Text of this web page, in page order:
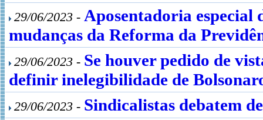
29/06/2023 - Aposentadoria especial
mudanças da Reforma da
29/06/2023 - Se houver pedido de
definir inelegibilidade de
29/06/2023 - Sindicalistas debatem